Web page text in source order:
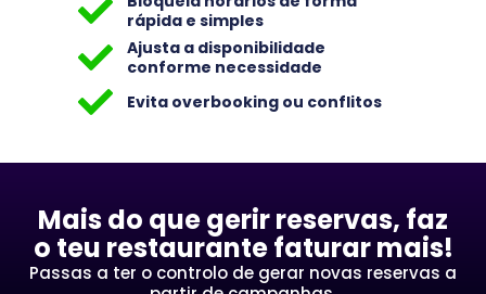
rápida e simples
Ajusta a disponibilidade
conforme necessidade
Evita overbooking ou conflitos
Mais do que gerir reservas, faz
o teu restaurante faturar mais!
Passas a ter o controlo de gerar novas reservas a